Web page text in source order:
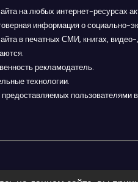
на любых интернет-ресурсах
информация о социально-
в печатных СМИ, книгах,
рекламодатель.
технологии.
пользователями